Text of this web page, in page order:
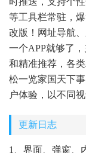
等工具栏常驻，
改版！网址导航
一个APP就够了
和精准推荐，各
松一览家国天下
户体验，以不同
更新日志
1、界面、弹窗、